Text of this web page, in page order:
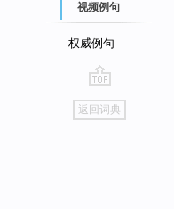
视频例句
权威例句
go
top
返回词典